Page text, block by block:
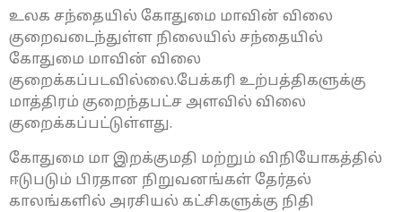
உலக சந்தையில் கோதுமை மாவின் விலை
குறைவடைந்துள்ள நிலையில் சந்தையில்
கோதுமை மாவின் விலை
குறைக்கப்படவில்லை.பேக்கரி உற்பத்திகளுக்கு
மாத்திரம் குறைந்தபட்ச அளவில் விலை
குறைக்கப்பட்டுள்ளது.
கோதுமை மா இறக்குமதி மற்றும் விநியோகத்தில்
ஈடுபடும் பிரதான நிறுவனங்கள் தேர்தல்
காலங்களில் அரசியல் கட்சிகளுக்கு நிதி